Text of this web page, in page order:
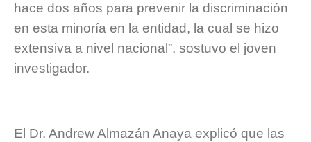
hace dos años para prevenir la discriminación
en esta minoría en la entidad, la cual se hizo
extensiva a nivel nacional”, sostuvo el joven
investigador.
El Dr. Andrew Almazán Anaya explicó que las